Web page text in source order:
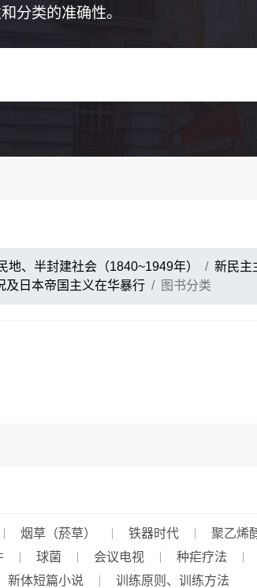
分类的准确性。
地、半封建社会（1840~1949年）
新民主
及日本帝国主义在华暴行 图书分类
烟草（菸草） 铁器时代 聚乙烯
球菌 会议电视 种疟疗法
新体短篇小说 训练原则、训练方法